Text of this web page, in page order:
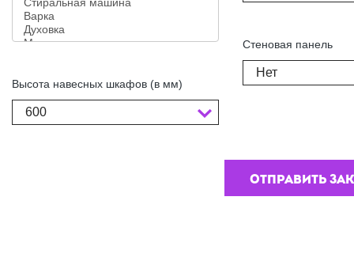
Высота навесных шкафов (в мм)
600
Стеновая панель
Нет